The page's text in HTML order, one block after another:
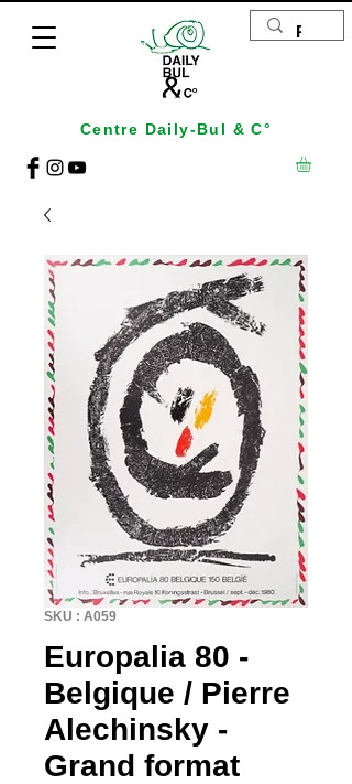
Centre Daily-Bul & C°
SKU : A059
Europalia 80 -
Belgique / Pierre
Alechinsky -
Grand format